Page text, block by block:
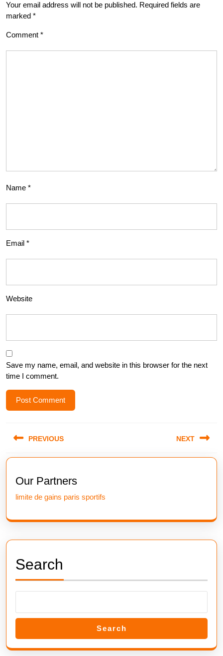
Your email address will not be published. Required fields are
marked *
Comment *
Name *
Email *
Website
Save my name, email, and website in this browser for the next
time I comment.
navigation
PREVIOUS
Previous
post:
NEXT
Our Partners
limite de gains paris sportifs
Search
Search